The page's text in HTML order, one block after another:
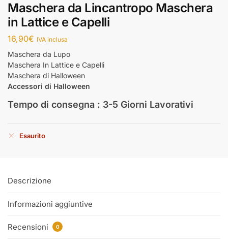
Maschera da Lincantropo Maschera
in Lattice e Capelli
16,90€ IVA inclusa
Maschera da Lupo
Maschera In Lattice e Capelli
Maschera di Halloween
Accessori di Halloween
Tempo di consegna : 3-5 Giorni Lavorativi
Esaurito
Descrizione
Informazioni aggiuntive
Recensioni 0